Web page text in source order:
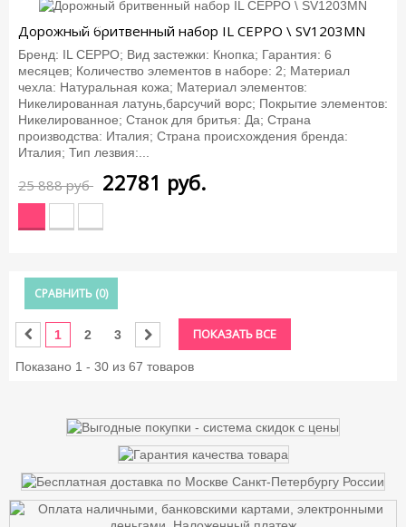
Дорожный бритвенный набор IL CEPPO \ SV1203MN
Бренд: IL CEPPO; Вид застежки: Кнопка; Гарантия: 6
месяцев; Количество элементов в наборе: 2; Материал
чехла: Натуральная кожа; Материал элементов:
Никелированная латунь,барсучий ворс; Покрытие элементов:
Никелированное; Станок для бритья: Да; Страна
производства: Италия; Страна происхождения бренда:
Италия; Тип лезвия:...
25 888 руб
-12%
22781 руб.
СРАВНИТЬ (0)
ПОКАЗАТЬ ВСЕ
1 2 3
Показано 1 - 30 из 67 товаров